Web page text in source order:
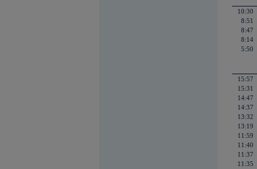
10:30
8:51
8:47
8:14
5:50
15:57
15:31
14:47
14:37
13:32
13:19
11:59
11:40
11:37
11:35